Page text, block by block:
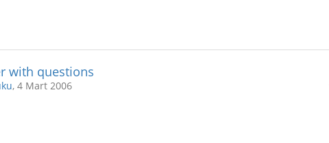
with questions
, 4 Mart 2006